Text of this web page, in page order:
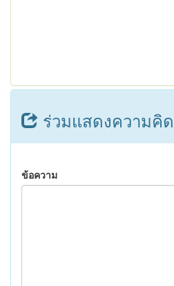
ร่วมแสดงความคิ
ข้อความ